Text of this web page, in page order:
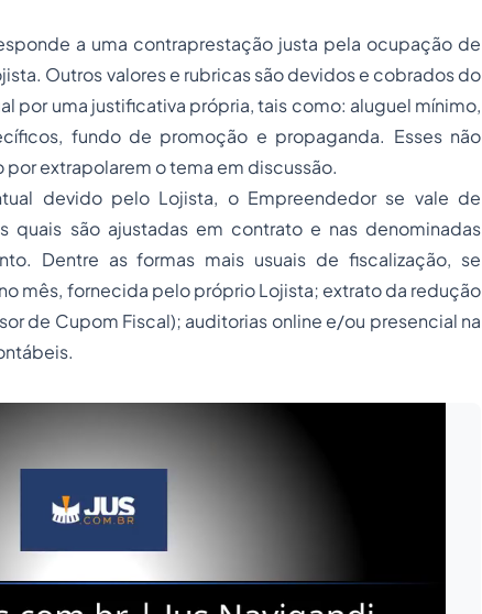
a uma contraprestação justa pela ocupação de
Outros valores e rubricas são devidos e cobrados do
por uma justificativa própria, tais como: aluguel mínimo,
fundo de promoção e propaganda. Esses não
extrapolarem o tema em discussão.
devido pelo Lojista, o Empreendedor se vale de
quais são ajustadas em contrato e nas denominadas
Dentre as formas mais usuais de fiscalização, se
mês, fornecida pelo próprio Lojista; extrato da redução
de Cupom Fiscal); auditorias online e/ou presencial na